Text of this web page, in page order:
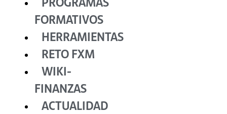
FORMATIVOS
HERRAMIENTAS
RETO FXM
WIKI-
FINANZAS
ACTUALIDAD